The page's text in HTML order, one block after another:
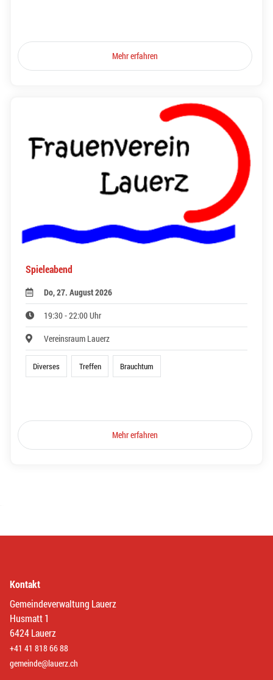
Mehr erfahren
Spieleabend
Do, 27. August 2026
19:30 - 22:00 Uhr
Vereinsraum Lauerz
Diverses Treffen Brauchtum
Mehr erfahren
Kontakt
Gemeindeverwaltung Lauerz
Husmatt 1
6424 Lauerz
+41 41 818 66 88
gemeinde@lauerz.ch